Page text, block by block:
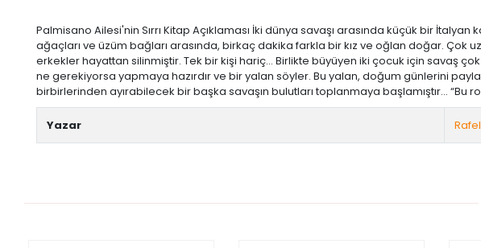
Palmisano Ailesi'nin Sırrı Kitap Açıklaması İki dünya savaşı arasında küçük bir
ağaçları ve üzüm bağları arasında, birkaç dakika farkla bir kız ve oğlan doğar. Çok
erkekler hayattan silinmiştir. Tek bir kişi hariç... Birlikte büyüyen iki çocuk için savaş
ne gerekiyorsa yapmaya hazırdır ve bir yalan söyler. Bu yalan, doğum günlerini
birbirlerinden ayırabilecek bir başka savaşın bulutları toplanmaya başlamıştır… “Bu
Yazar